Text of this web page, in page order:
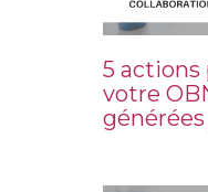
5
votre
générées